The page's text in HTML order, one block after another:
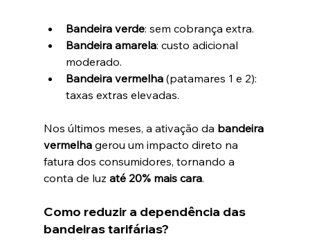
Bandeira verde: sem cobrança extra.
Bandeira amarela: custo adicional
moderado.
Bandeira vermelha (patamares 1 e 2):
taxas extras elevadas.
Nos últimos meses, a ativação da bandeira
vermelha gerou um impacto direto na
fatura dos consumidores, tornando a
conta de luz até 20% mais cara.
Como reduzir a dependência das
bandeiras tarifárias?